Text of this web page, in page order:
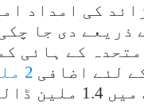
کی امداد
ذریعے دی جا
کے ہائی
لئے اضافی 2 ملین ڈالر
دفاع کی مالی